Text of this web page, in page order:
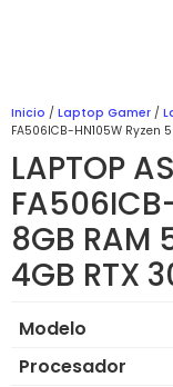
Inicio / Laptop Gamer /
FA506ICB-HN105W Ryzen
LAPTOP
8GB RAM
4GB RTX
Modelo
Procesador